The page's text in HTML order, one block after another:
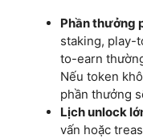
Phần thưởng
staking, play-
to-earn
Nếu token
phần thưởng
Lịch unlock
vấn hoặc